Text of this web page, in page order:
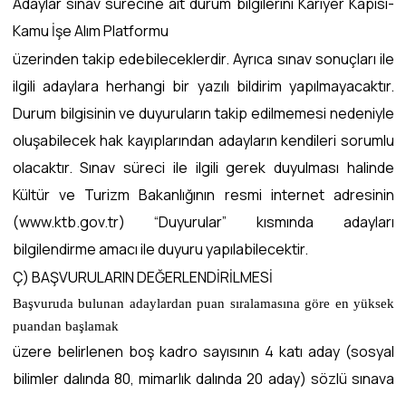
Kamu İşe Alım Platformu
üzerinden takip edebileceklerdir. Ayrıca sınav sonuçları ile
ilgili adaylara herhangi bir yazılı bildirim yapılmayacaktır.
Durum bilgisinin ve duyuruların takip edilmemesi nedeniyle
oluşabilecek hak kayıplarından adayların kendileri sorumlu
olacaktır. Sınav süreci ile ilgili gerek duyulması halinde
Kültür ve Turizm Bakanlığının resmi internet adresinin
(www.ktb.gov.tr) “Duyurular” kısmında adayları
bilgilendirme amacı ile duyuru yapılabilecektir.
Ç) BAŞVURULARIN DEĞERLENDİRİLMESİ
Başvuruda bulunan adaylardan puan sıralamasına göre en yüksek
puandan başlamak
üzere belirlenen boş kadro sayısının 4 katı aday (sosyal
bilimler dalında 80, mimarlık dalında 20 aday) sözlü sınava